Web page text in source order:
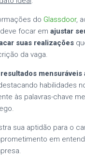
do Glassdoor,
focar em ajustar
suas realizações
da vaga.
mensuráveis
habilidades
às palavras-chave
sua aptidão para o
em